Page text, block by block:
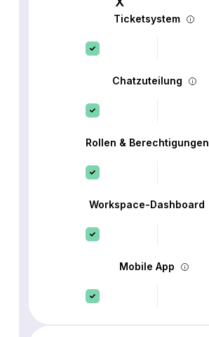
Ticketsystem
Chatzuteilung
Rollen & Berechtigungen
Workspace-Dashboard
Mobile App